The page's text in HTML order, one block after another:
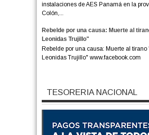
instalaciones de AES Panamá en la
Colón,...
Rebelde por una causa: Muerte al
Leonidas Trujillo"
Rebelde por una causa: Muerte al tirano
Leonidas Trujillo" www.facebook.com
TESORERIA NACIONAL